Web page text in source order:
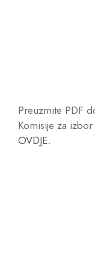
Preuzmite PDF
Komisije za
OVDJE.